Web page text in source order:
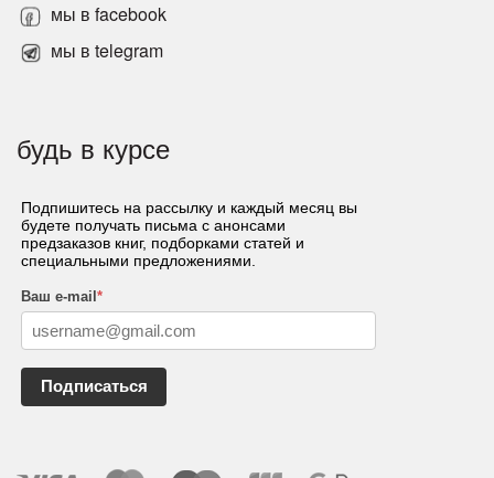
мы в facebook
мы в telegram
будь в курсе
Подпишитесь на рассылку и каждый месяц вы
будете получать письма с анонсами
предзаказов книг, подборками статей и
специальными предложениями.
Ваш e-mail *
Подписаться